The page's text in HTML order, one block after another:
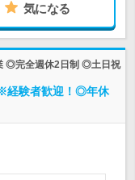
気になる
◎完全週休2日制 ◎土日祝
経験者歓迎！◎年休